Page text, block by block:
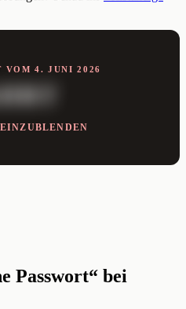
VOM 4. JUNI 2026
Passwort“ bei